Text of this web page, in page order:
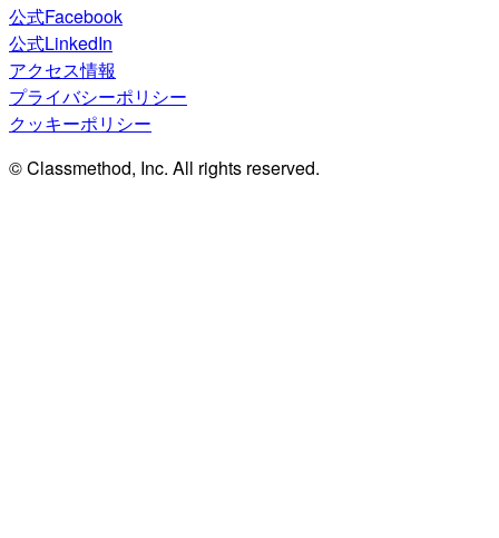
公式Facebook
公式LinkedIn
アクセス情報
プライバシーポリシー
クッキーポリシー
© Classmethod, Inc. All rights reserved.